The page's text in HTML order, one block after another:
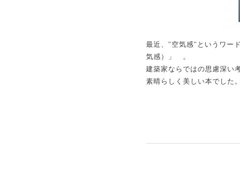
最近、"空気感"というワー
気感）」 。
建築家ならではの思慮深い
素晴らしく美しい本でした。